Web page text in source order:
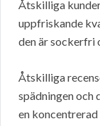
Åtskilliga
uppfriskande
den är sockerfri
Åtskilliga
spädningen och
en